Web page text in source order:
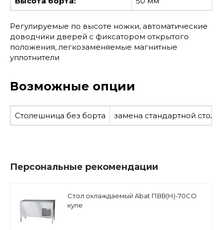
Регулируемые по высоте ножки, автоматические
доводчики дверей с фиксатором открытого
положения, легкозаменяемые магнитные
уплотнители
Возможные опции
Столешница без борта замена стандартной
Персональные рекомендации
Стол охлаждаемый Abat ПВВ(Н)-70СО
купе